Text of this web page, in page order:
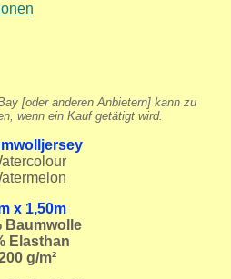
[oder anderen Anbietern] kann zu
wenn ein Kauf getätigt wird.
x 1,50m
Baumwolle
Elasthan
g/m²